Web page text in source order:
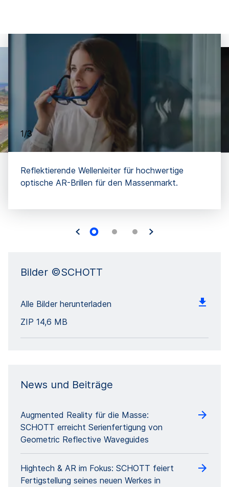
1/3
Reflektierende Wellenleiter für hochwertige
optische AR-Brillen für den Massenmarkt.
Bilder ©SCHOTT
Alle Bilder herunterladen
ZIP 14,6 MB
News und Beiträge
Augmented Reality für die Masse:
SCHOTT erreicht Serienfertigung von
Geometric Reflective Waveguides
Hightech & AR im Fokus: SCHOTT feiert
Fertigstellung seines neuen Werkes in